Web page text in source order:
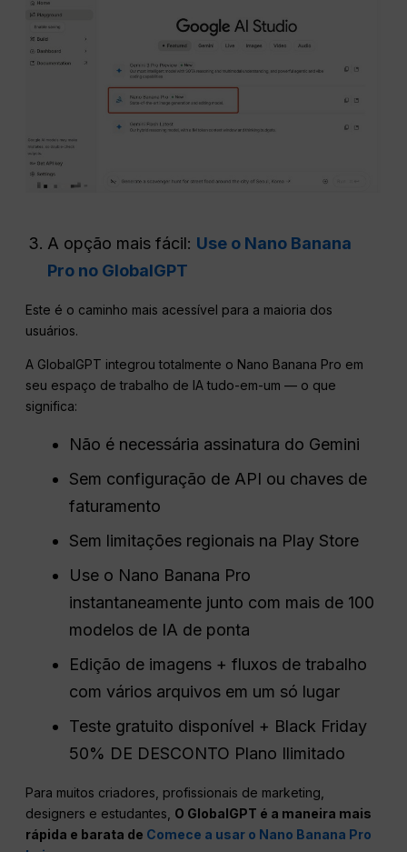
A opção mais fácil: Use o Nano Banana
Pro no GlobalGPT
Este é o caminho mais acessível para a maioria dos
usuários.
A GlobalGPT integrou totalmente o Nano Banana Pro em
seu espaço de trabalho de IA tudo-em-um — o que
significa:
Não é necessária assinatura do Gemini
Sem configuração de API ou chaves de
faturamento
Sem limitações regionais na Play Store
Use o Nano Banana Pro
instantaneamente junto com mais de 100
modelos de IA de ponta
Edição de imagens + fluxos de trabalho
com vários arquivos em um só lugar
Teste gratuito disponível + Black Friday
50% DE DESCONTO Plano Ilimitado
Para muitos criadores, profissionais de marketing,
designers e estudantes, O GlobalGPT é a maneira mais
rápida e barata de Comece a usar o Nano Banana Pro